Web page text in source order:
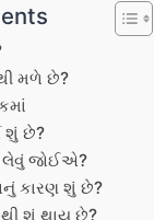
મળે છે?
શું છે?
લેવું જોઈએ?
કારણ શું છે?
શું થાય છે?